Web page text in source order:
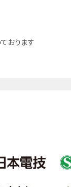
おります